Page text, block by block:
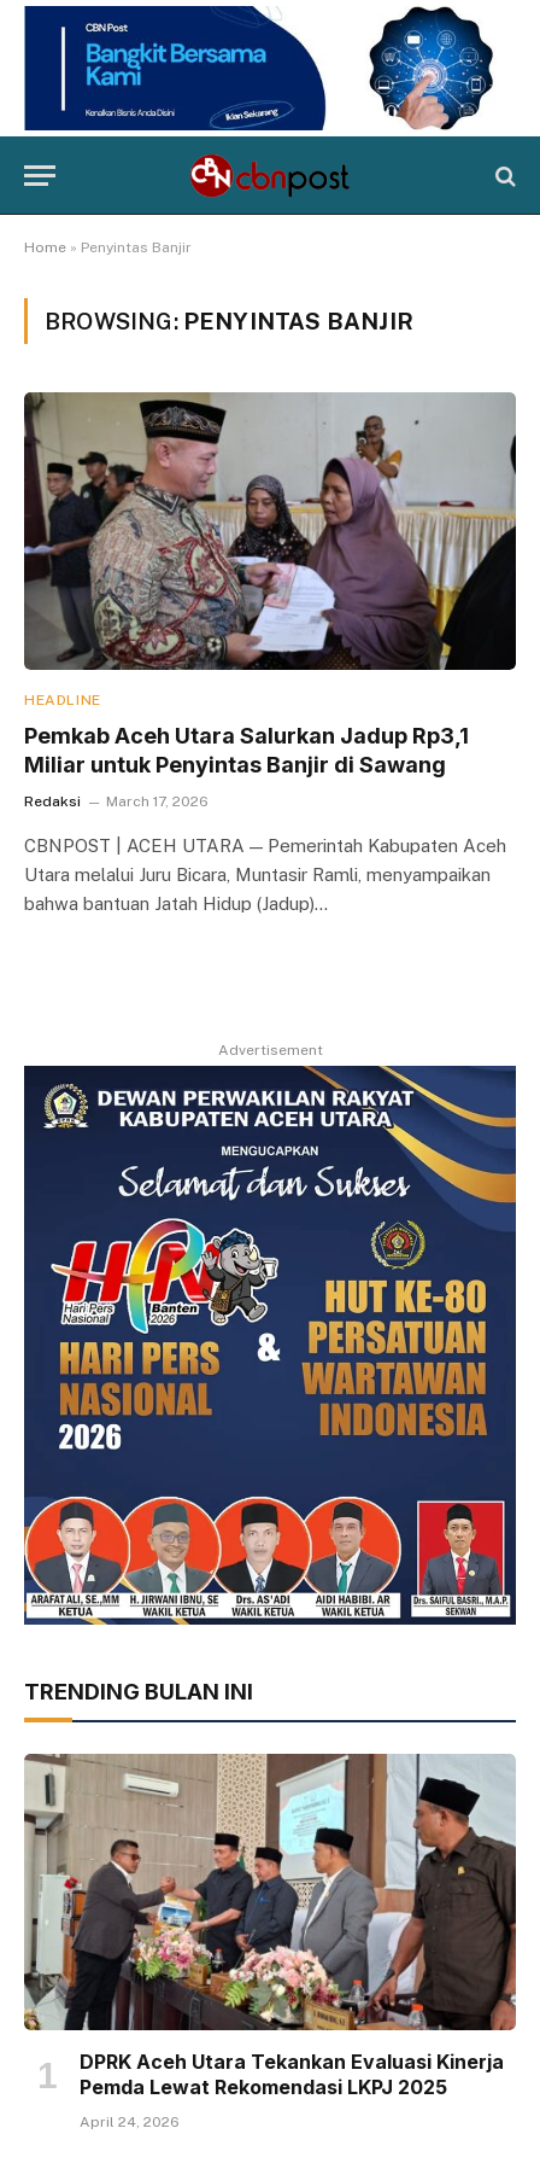
Home » Penyintas Banjir
BROWSING: PENYINTAS BANJIR
HEADLINE
Pemkab Aceh Utara Salurkan Jadup Rp3,1
Miliar untuk Penyintas Banjir di Sawang
Redaksi March 17, 2026
CBNPOST | ACEH UTARA — Pemerintah Kabupaten Aceh
Utara melalui Juru Bicara, Muntasir Ramli, menyampaikan
bahwa bantuan Jatah Hidup (Jadup)…
Advertisement
TRENDING BULAN INI
DPRK Aceh Utara Tekankan Evaluasi Kinerja
Pemda Lewat Rekomendasi LKPJ 2025
April 24, 2026